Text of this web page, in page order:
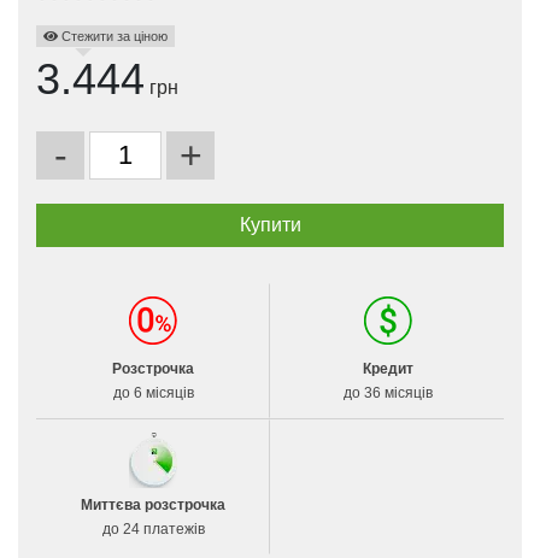
Стежити за ціною
3.444 грн
- +
Розстрочка
до 6 місяців
Кредит
до 36 місяців
Миттєва розстрочка
до 24 платежів